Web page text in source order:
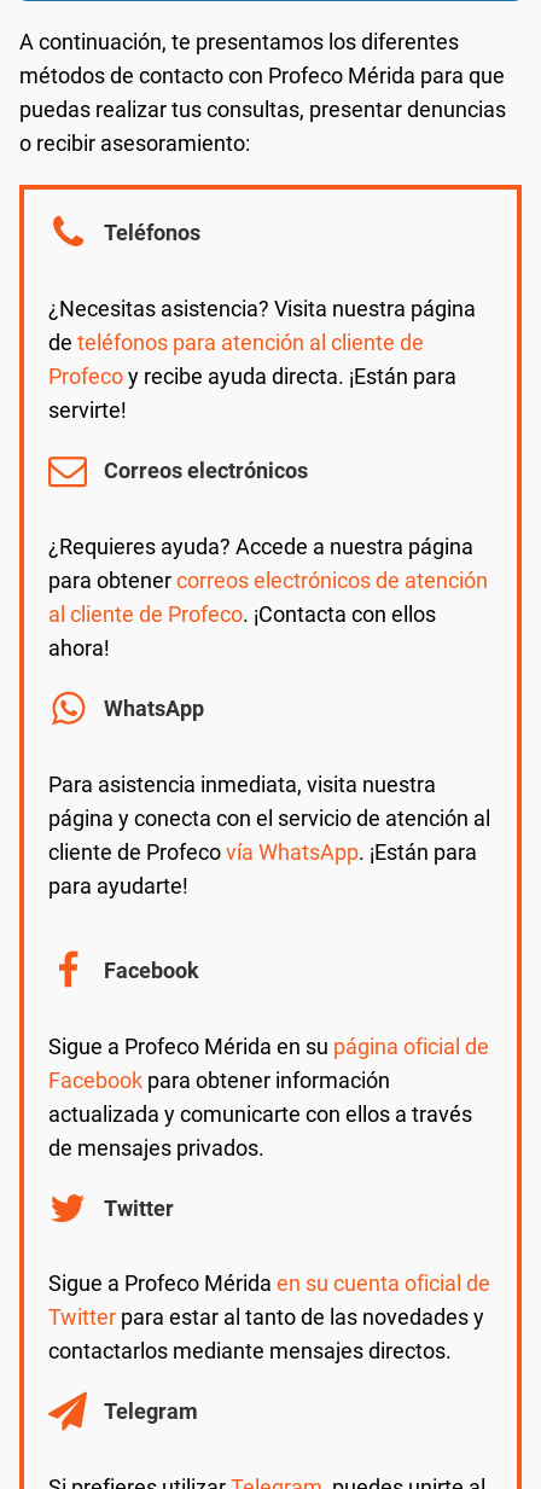
A continuación, te presentamos los diferentes
métodos de contacto con Profeco Mérida para que
puedas realizar tus consultas, presentar denuncias
o recibir asesoramiento:
Teléfonos
¿Necesitas asistencia? Visita nuestra página
de teléfonos para atención al cliente de
Profecoy recibe ayuda directa. ¡Están para
servirte!
Correos electrónicos
¿Requieres ayuda? Accede a nuestra página
para obtenercorreos electrónicos de atención
al cliente de Profeco. ¡Contacta con ellos
ahora!
WhatsApp
Para asistencia inmediata, visita nuestra
página y conecta con el servicio de atención al
cliente de Profecovía WhatsApp. ¡Están para
para ayudarte!
Facebook
Sigue a Profeco Mérida en su página oficial de
Facebook para obtener información
actualizada y comunicarte con ellos a través
de mensajes privados.
Twitter
Sigue a Profeco Mérida en su cuenta oficial de
Twitter para estar al tanto de las novedades y
contactarlos mediante mensajes directos.
Telegram